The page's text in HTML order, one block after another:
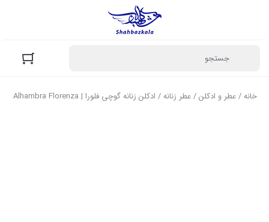
خانه/عطر و ادکلن/عطر زنانه/ ادکلن زنانه گوچی فلورا | Alhambra Florenza